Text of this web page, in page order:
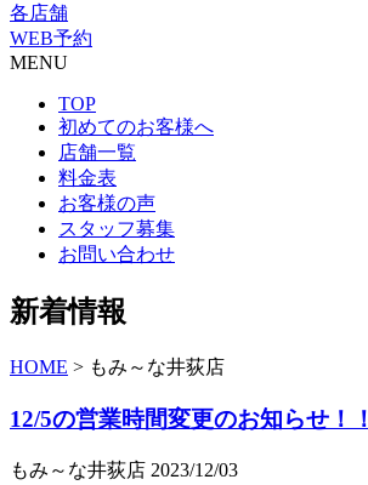
各店舗
WEB予約
MENU
TOP
初めてのお客様へ
店舗一覧
料金表
お客様の声
スタッフ募集
お問い合わせ
新着情報
HOME > もみ～な井荻店
12/5の営業時間変更のお知らせ！！
もみ～な井荻店 2023/12/03